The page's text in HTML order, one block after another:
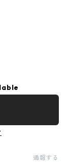
通報する